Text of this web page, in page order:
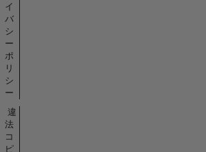
イ
バ
シ
ー
ポ
リ
シ
ー
違
法
コ
ピ